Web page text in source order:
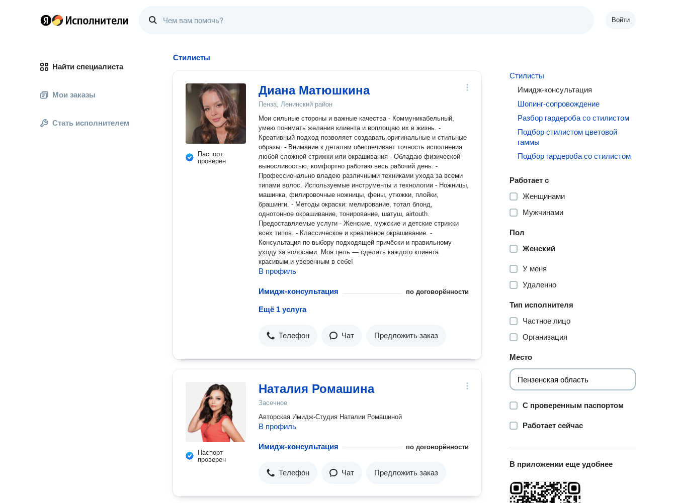
Войти
Найти специалиста
Мои заказы
Стать исполнителем
Стилисты
Паспорт
проверен
Диана Матюшкина
Пенза, Ленинский район
Мои сильные стороны и важные качества - Коммуникабельный,
умею понимать желания клиента и воплощаю их в жизнь. -
Креативный подход позволяет создавать оригинальные и стильные
образы. - Внимание к деталям обеспечивает точность исполнения
любой сложной стрижки или окрашивания - Обладаю физической
выносливостью, комфортно работаю весь рабочий день. -
Профессионально владею различными техниками ухода за всеми
типами волос. Используемые инструменты и технологии - Ножницы,
машинка, филировочные ножницы, фены, утюжки, плойки,
брашинги. - Методы окраски: мелирование, тотал блонд,
однотонное окрашивание, тонирование, шатуш, airtouth.
Предоставляемые услуги - Женские, мужские и детские стрижки
всех типов. - Классическое и креативное окрашивание. -
Консультация по выбору подходящей причёски и правильному
уходу за волосами. Моя цель — сделать каждого клиента
красивым и уверенным в себе!
В профиль
Имидж-консультация по договорённости
Ещё 1 услуга
Телефон Чат Предложить заказ
Паспорт
проверен
Наталия Ромашина
Засечное
Авторская Имидж-Студия Наталии Ромашиной
В профиль
Имидж-консультация по договорённости
Телефон Чат Предложить заказ
Стилисты
Имидж-консультация
Шопинг-сопровождение
Разбор гардероба со стилистом
Подбор стилистом цветовой
гаммы
Подбор гардероба со стилистом
Работает с
Женщинами
Мужчинами
Пол
Женский
У меня
Удаленно
Тип исполнителя
Частное лицо
Организация
Место
С проверенным паспортом
Работает сейчас
В приложении еще удобнее